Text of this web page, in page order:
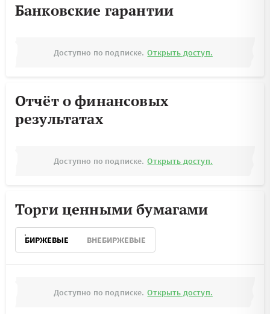
Банковские гарантии
Доступно по подписке. Открыть доступ.
Отчёт о финансовых
результатах
Доступно по подписке. Открыть доступ.
Торги ценными бумагами
БИРЖЕВЫЕ ВНЕБИРЖЕВЫЕ
Доступно по подписке. Открыть доступ.